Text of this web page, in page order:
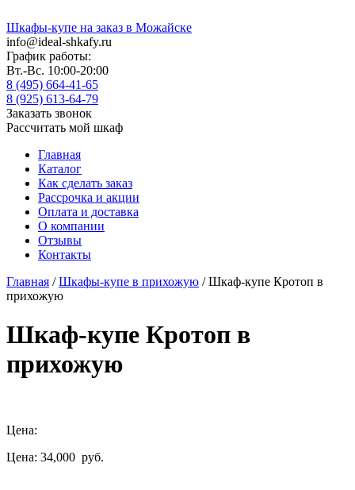
Шкафы-купе на заказ в Можайске
info@ideal-shkafy.ru
График работы:
Вт.-Вс. 10:00-20:00
8 (495) 664-41-65
8 (925) 613-64-79
Заказать звонок
Рассчитать мой шкаф
Главная
Каталог
Как сделать заказ
Рассрочка и акции
Оплата и доставка
О компании
Отзывы
Контакты
Главная /Шкафы-купе в прихожую / Шкаф-купе Кротоп в
прихожую
Шкаф-купе Кротоп в
прихожую
Цена:
Цена: 34,000 руб.